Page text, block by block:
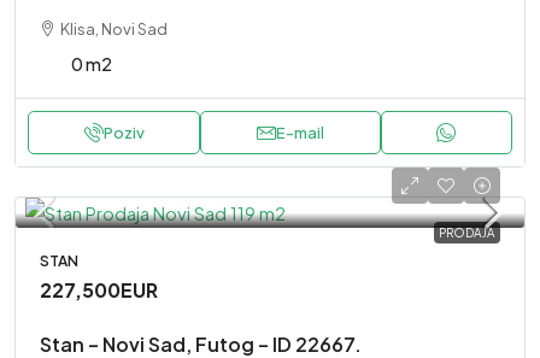
Klisa, Novi Sad
0 m2
Poziv E-mail
PRODAJA
STAN
227,500EUR
Stan – Novi Sad, Futog – ID 22667.